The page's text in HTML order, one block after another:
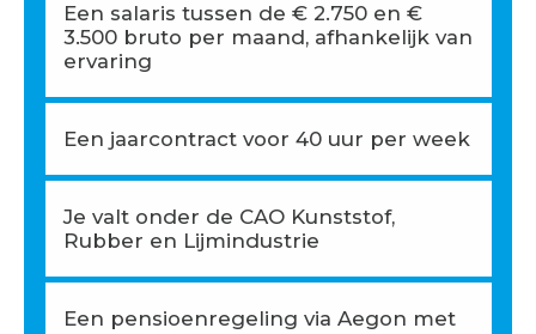
Een salaris tussen de € 2.750 en €
3.500 bruto per maand, afhankelijk van
ervaring
Een jaarcontract voor 40 uur per week
Je valt onder de CAO Kunststof,
Rubber en Lijmindustrie
Een pensioenregeling via Aegon met